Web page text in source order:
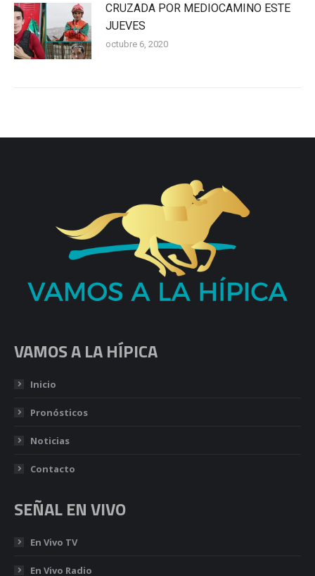
CRUZADA POR MEDIOCAMINO ESTE
JUEVES
octubre 6, 2020
VAMOS A LA HÍPICA
Inicio
Pronósticos
Noticias
Contacto
SEÑAL EN VIVO
En Vivo TV
En Vivo Radio